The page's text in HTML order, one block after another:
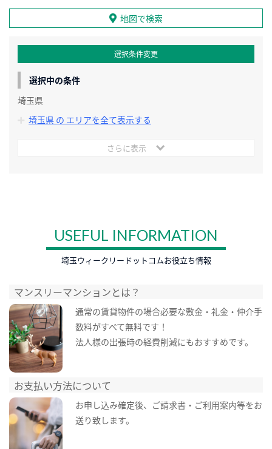
地図で検索
選択条件変更
選択中の条件
埼玉県
埼玉県 の エリアを全て表示する
さらに表示
USEFUL INFORMATION
埼玉ウィークリードットコムお役立ち情報
マンスリーマンションとは？
通常の賃貸物件の場合必要な敷金・礼金・仲介手
数料がすべて無料です！
法人様の出張時の経費削減にもおすすめです。
お支払い方法について
お申し込み確定後、ご請求書・ご利用案内等をお
送り致します。